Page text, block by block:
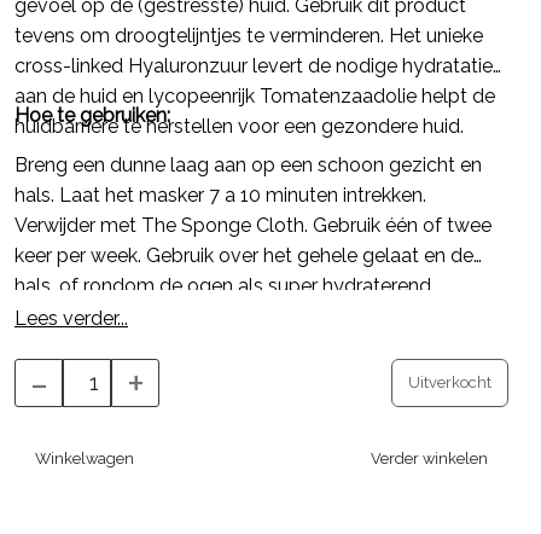
gevoel op de (gestresste) huid. Gebruik dit product
tevens om droogtelijntjes te verminderen. Het unieke
cross-linked Hyaluronzuur levert de nodige hydratatie
aan de huid en lycopeenrijk Tomatenzaadolie helpt de
huidbarrière te herstellen voor een gezondere huid.
Hoe te gebruiken:
Breng een dunne laag aan op een schoon gezicht en
hals. Laat het masker 7 a 10 minuten intrekken.
Verwijder met The Sponge Cloth. Gebruik één of twee
keer per week. Gebruik over het gehele gelaat en de
hals, of rondom de ogen als super hydraterend
oogmasker.
Lees verder...
- + Uitverkocht
Winkelwagen Verder winkelen